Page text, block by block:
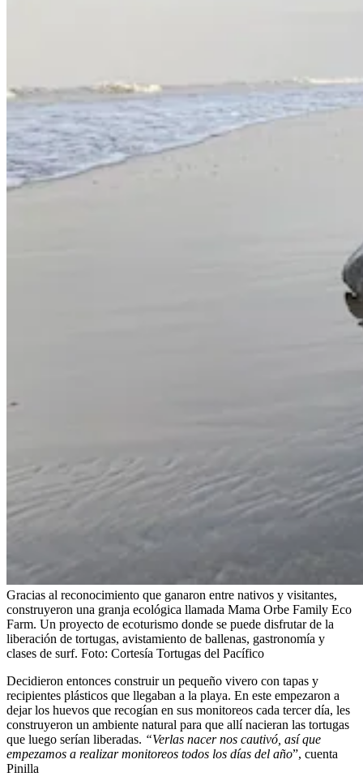
Gracias al reconocimiento que ganaron entre nativos y visitantes,
construyeron una granja ecológica llamada Mama Orbe Family Eco
Farm. Un proyecto de ecoturismo donde se puede disfrutar de la
liberación de tortugas, avistamiento de ballenas, gastronomía y
clases de surf. Foto: Cortesía Tortugas del Pacífico
Decidieron entonces construir un pequeño vivero con tapas y
recipientes plásticos que llegaban a la playa. En este empezaron a
dejar los huevos que recogían en sus monitoreos cada tercer día, les
construyeron un ambiente natural para que allí nacieran las tortugas
que luego serían liberadas. “Verlas nacer nos cautivó, así que
empezamos a realizar monitoreos todos los días del año”, cuenta
Pinilla